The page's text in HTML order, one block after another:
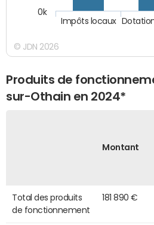
Impôts locaux
0k
© JDN 2026
Produits de
sur-Othain en 2024*
Montant
Total des produits
de fonctionnement
181 890 €